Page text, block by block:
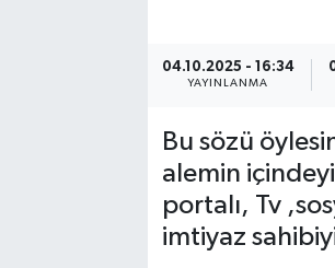
04.10.2025 - 16:34
YAYINLANMA
Bu sözü
alemin
portalı, Tv
imtiyaz